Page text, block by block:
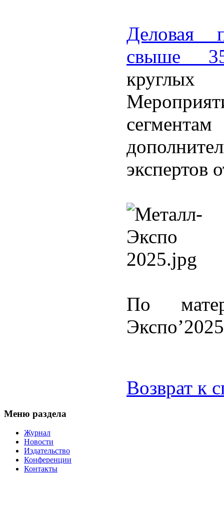
Деловая
свыше
экспертов
По
Возврат к
Меню раздела
Журнал
Новости
Издательство
Конференции
Контакты